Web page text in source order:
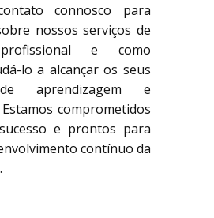
connosco para
nossos serviços de
e como
lo a alcançar os seus
aprendizagem e
comprometidos
e prontos para
contínuo da